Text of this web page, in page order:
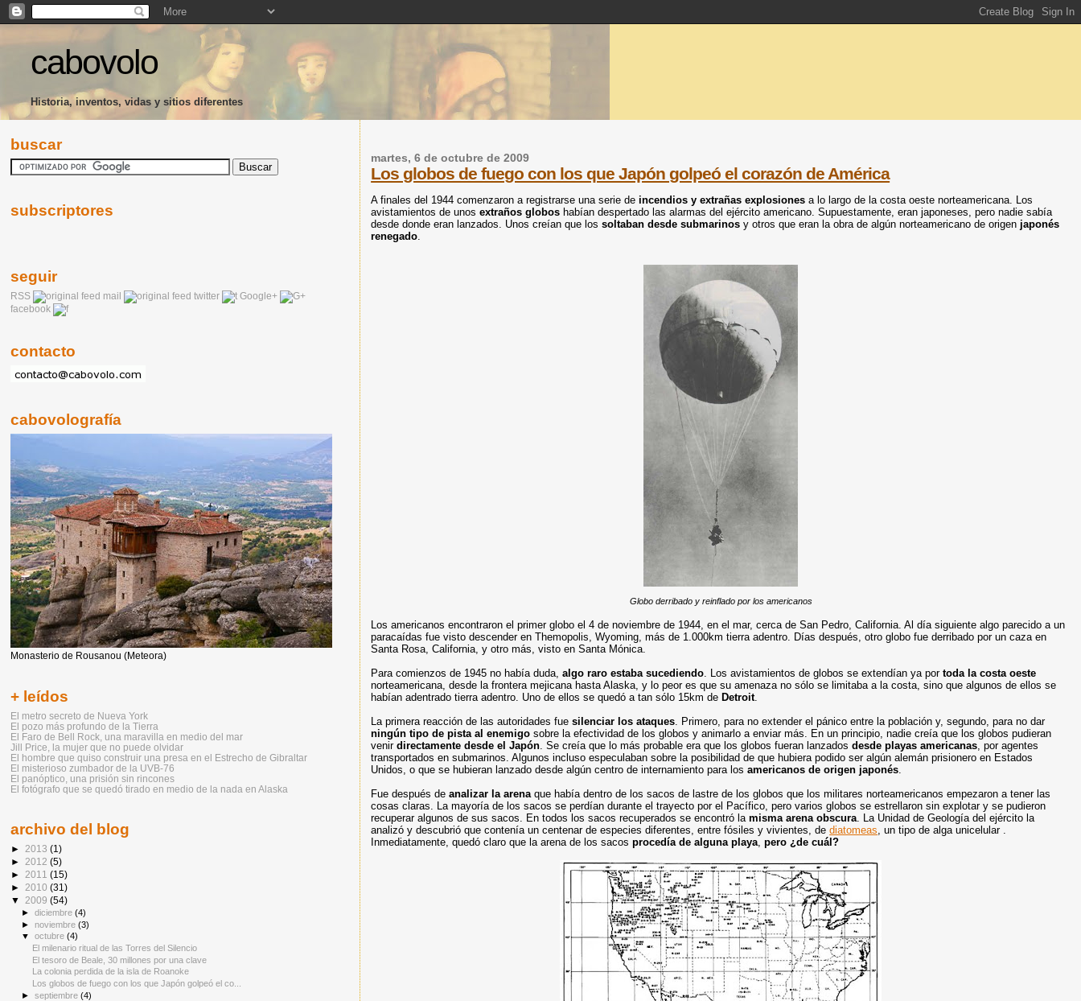
cabovolo
Historia, inventos, vidas y sitios diferentes
martes, 6 de octubre de 2009
Los globos de fuego con los que Japón golpeó el corazón de América
A finales del 1944 comenzaron a registrarse una serie deincendios y extrañas explosiones a lo largo de la costa oeste norteamericana. Los
avistamientos de unosextraños globos habían despertado las alarmas del ejército americano. Supuestamente, eran japoneses, pero nadie sabía
desde donde eran lanzados. Unos creían que lossoltaban desde submarinos y otros que eran la obra de algún norteamericano de origen japonés
renegado.
Globo derribado y reinflado por los americanos
Los americanos encontraron el primer globo el 4 de noviembre de 1944, en el mar, cerca de San Pedro, California. Al día siguiente algo parecido a un
paracaídas fue visto descender en Themopolis, Wyoming, más de 1.000km tierra adentro. Días después, otro globo fue derribado por un caza en
Santa Rosa, California, y otro más, visto en Santa Mónica.
Para comienzos de 1945 no había duda,algo raro estaba sucediendo. Los avistamientos de globos se extendían ya portoda la costa oeste
norteamericana, desde la frontera mejicana hasta Alaska, y lo peor es que su amenaza no sólo se limitaba a la costa, sino que algunos de ellos se
habían adentrado tierra adentro. Uno de ellos se quedó a tan sólo 15km de Detroit.
La primera reacción de las autoridades fuesilenciar los ataques. Primero, para no extender el pánico entre la población y, segundo, para no dar
ningún tipo de pista al enemigo sobre la efectividad de los globos y animarlo a enviar más. En un principio, nadie creía que los globos pudieran
venirdirectamente desde el Japón. Se creía que lo más probable era que los globos fueran lanzadosdesde playas americanas, por agentes
transportados en submarinos. Algunos incluso especulaban sobre la posibilidad de que hubiera podido ser algún alemán prisionero en Estados
Unidos, o que se hubieran lanzado desde algún centro de internamiento para losamericanos de origen japonés.
Fue después deanalizar la arenaque había dentro de los sacos de lastre de los globos que los militares norteamericanos empezaron a tener las
cosas claras. La mayoría de los sacos se perdían durante el trayecto por el Pacífico, pero varios globos se estrellaron sin explotar y se pudieron
recuperar algunos de sus sacos. En todos los sacos recuperados se encontró lamisma arena obscura. La Unidad de Geología del ejército la
analizó y descubrió que contenía un centenar de especies diferentes, entre fósiles y vivientes, dediatomeas, un tipo de alga unicelular .
Inmediatamente, quedó claro que la arena de los sacosprocedía de alguna playa,pero ¿de cuál?
buscar
subscriptores
seguir
RSS mail twitter
Google+
facebook
contacto
cabovolografía
Monasterio de Rousanou (Meteora)
+ leídos
El metro secreto de Nueva York
El pozo más profundo de la Tierra
El Faro de Bell Rock, una maravilla en medio del mar
Jill Price, la mujer que no puede olvidar
El hombre que quiso construir una presa en el Estrecho de Gibraltar
El misterioso zumbador de la UVB-76
El panóptico, una prisión sin rincones
El fotógrafo que se quedó tirado en medio de la nada en Alaska
archivo del blog
► 2013 (1)
► 2012 (5)
► 2011 (15)
► 2010 (31)
▼ 2009 (54)
►diciembre(4)
► noviembre(3)
▼octubre(4)
El milenario ritual de las Torres del Silencio
El tesoro de Beale, 30 millones por una clave
La colonia perdida de la isla de Roanoke
Los globos de fuego con los que Japón golpeó el co...
►septiembre(4)